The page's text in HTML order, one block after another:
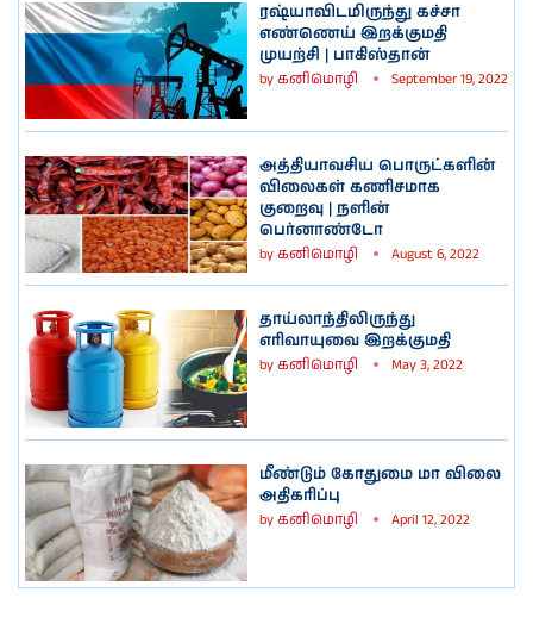
ரஷ்யாவிடமிருந்து கச்சா
எண்ணெய் இறக்குமதி
முயற்சி | பாகிஸ்தான்
byகனிமொழி September 19, 2022
அத்தியாவசிய பொருட்களின்
விலைகள் கணிசமாக
குறைவு | நளின்
பெர்னாண்டோ
byகனிமொழி August 6, 2022
தாய்லாந்திலிருந்து
எரிவாயுவை இறக்குமதி
byகனிமொழி May 3, 2022
மீண்டும் கோதுமை மா விலை
அதிகரிப்பு
byகனிமொழி April 12, 2022